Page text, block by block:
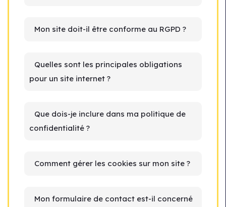
Mon site doit-il être conforme au RGPD ?
Quelles sont les principales obligations
pour un site internet ?
Que dois-je inclure dans ma politique de
confidentialité ?
Comment gérer les cookies sur mon site ?
Mon formulaire de contact est-il concerné